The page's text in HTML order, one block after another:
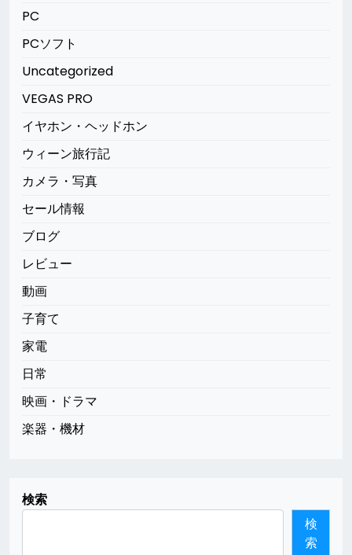
PC
PCソフト
Uncategorized
VEGAS PRO
イヤホン・ヘッドホン
ウィーン旅行記
カメラ・写真
セール情報
ブログ
レビュー
動画
子育て
家電
日常
映画・ドラマ
楽器・機材
検索
検
索